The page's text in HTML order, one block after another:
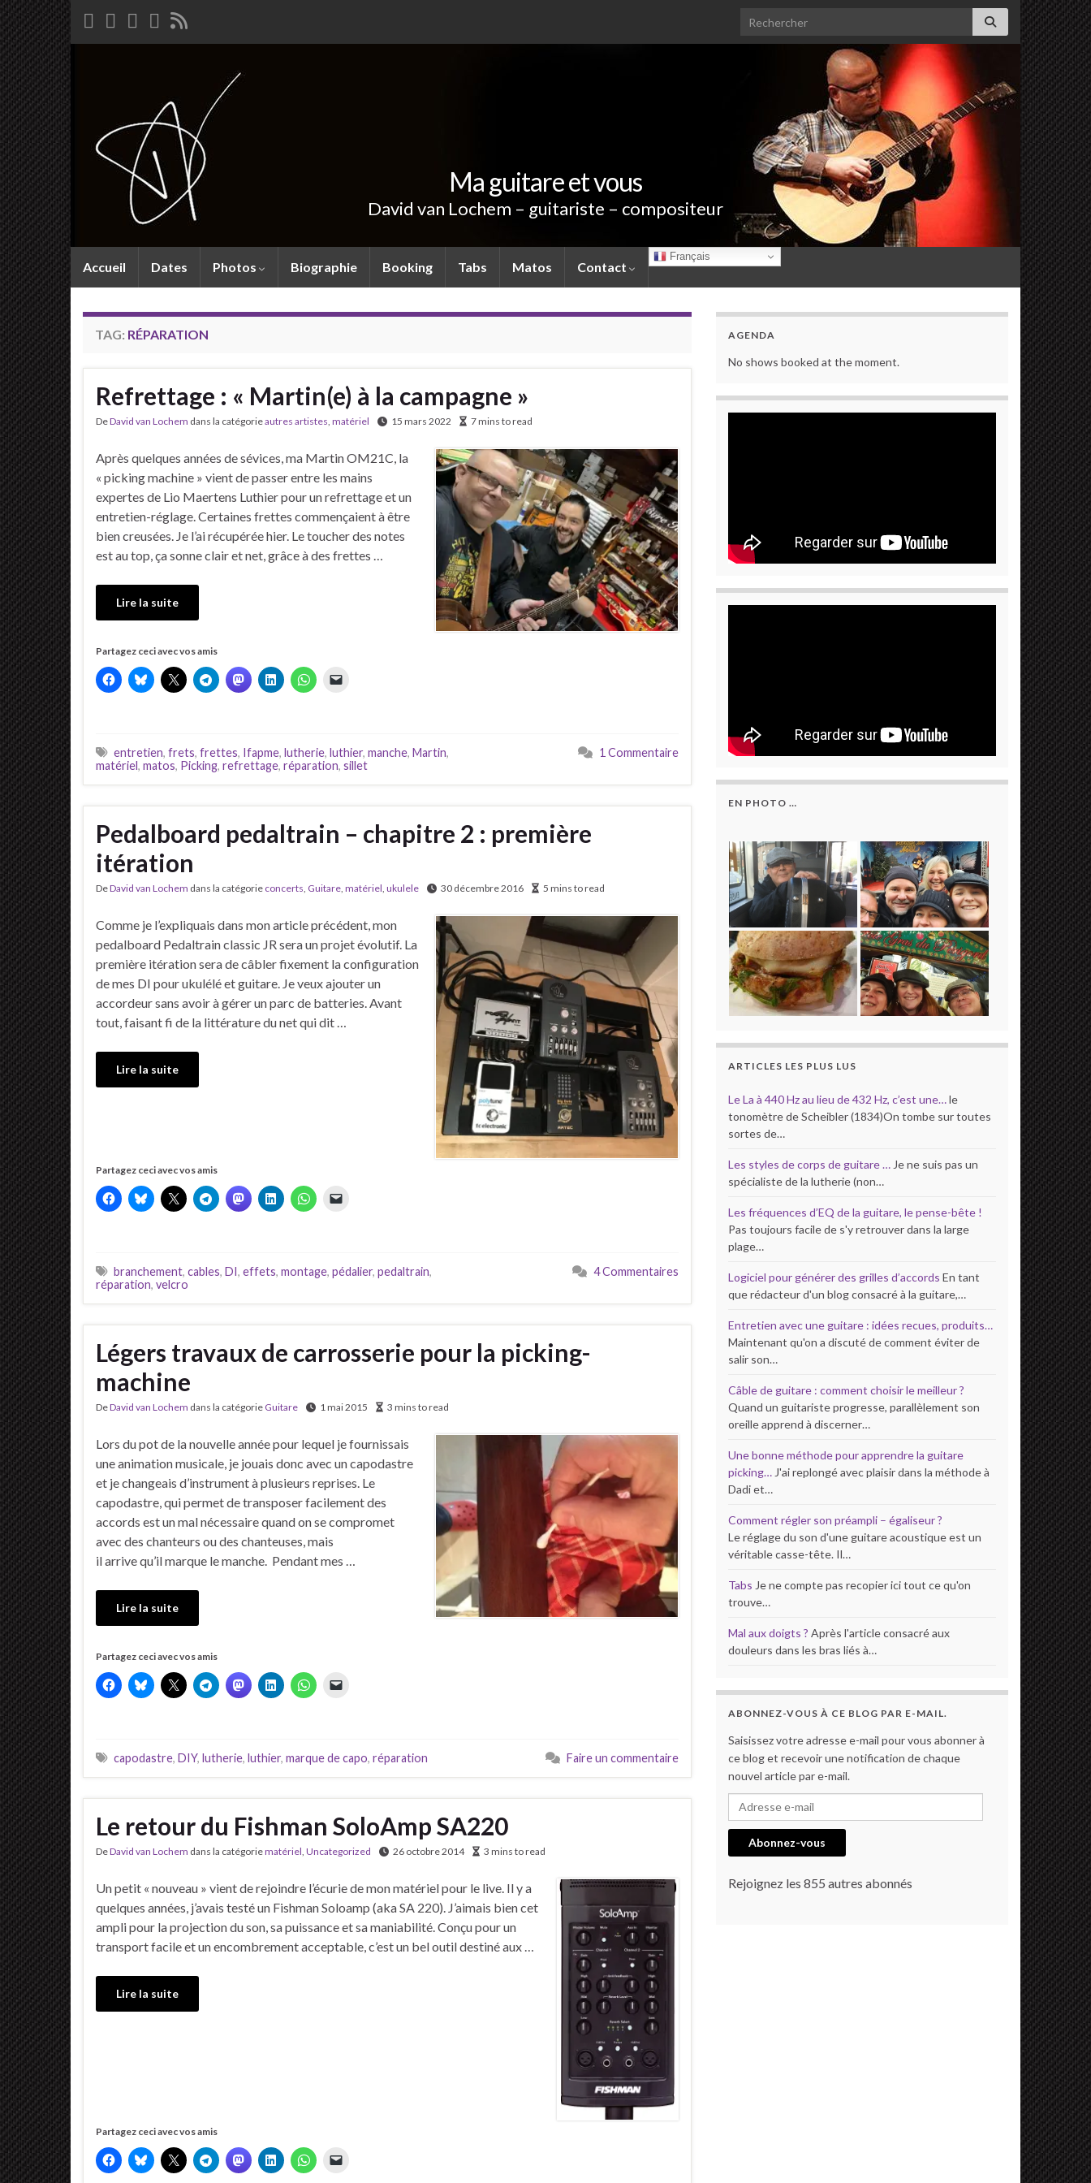
Search for:
Ma guitare et vous
David van Lochem – guitariste – compositeur
Accueil Dates Photos Biographie Booking Tabs Matos Contact
Français
TAG: RÉPARATION
Refrettage : « Martin(e) à la campagne »
DeDavid van Lochem dans la catégorieautres artistes, matériel 15 mars 2022 7 mins to read
Après quelques années de sévices, ma Martin OM21C, la
« picking machine » vient de passer entre les mains
expertes de Lio Maertens Luthier pour un refrettage et un
entretien-réglage. Certaines frettes commençaient à être
bien creusées. Je l’ai récupérée hier. Le toucher des notes
est au top, ça sonne clair et net, grâce à des frettes …
Lire la suite
Partagez ceci avec vos amis
entretien, frets, frettes, Ifapme, lutherie, luthier, manche, Martin,
matériel, matos, Picking, refrettage, réparation, sillet
1 Commentaire
Pedalboard pedaltrain – chapitre 2 : première
itération
DeDavid van Lochem dans la catégorie concerts, Guitare, matériel, ukulele 30 décembre 2016 5 mins to read
Comme je l’expliquais dans mon article précédent, mon
pedalboard Pedaltrain classic JR sera un projet évolutif. La
première itération sera de câbler fixement la configuration
de mes DI pour ukulélé et guitare. Je veux ajouter un
accordeur sans avoir à gérer un parc de batteries. Avant
tout, faisant fi de la littérature du net qui dit …
Lire la suite
Partagez ceci avec vos amis
branchement, cables, DI, effets, montage, pédalier, pedaltrain,
réparation, velcro
4 Commentaires
Légers travaux de carrosserie pour la picking-
machine
DeDavid van Lochem dans la catégorie Guitare 1 mai 2015 3 mins to read
Lors du pot de la nouvelle année pour lequel je fournissais
une animation musicale, je jouais donc avec un capodastre
et je changeais d’instrument à plusieurs reprises. Le
capodastre, qui permet de transposer facilement des
accords est un mal nécessaire quand on se compromet
avec des chanteurs ou des chanteuses, mais
il arrive qu’il marque le manche. Pendant mes …
Lire la suite
Partagez ceci avec vos amis
capodastre, DIY, lutherie, luthier, marque de capo, réparation Faire un commentaire
Le retour du Fishman SoloAmp SA220
DeDavid van Lochem dans la catégoriematériel, Uncategorized 26 octobre 2014 3 mins to read
Un petit « nouveau » vient de rejoindre l’écurie de mon matériel pour le live. Il y a
quelques années, j’avais testé un Fishman Soloamp (aka SA 220). J’aimais bien cet
ampli pour la projection du son, sa puissance et sa maniabilité. Conçu pour un
transport facile et un encombrement acceptable, c’est un bel outil destiné aux …
Lire la suite
Partagez ceci avec vos amis
AGENDA
No shows booked at the moment.
EN PHOTO …
ARTICLES LES PLUS LUS
Le La à 440 Hz au lieu de 432 Hz, c’est une…le
tonomètre de Scheibler (1834)On tombe sur toutes
sortes de…
Les styles de corps de guitare … Je ne suis pas un
spécialiste de la lutherie (non…
Les fréquences d’EQ de la guitare, le pense-bête !
Pas toujours facile de s'y retrouver dans la large
plage…
Logiciel pour générer des grilles d’accords En tant
que rédacteur d'un blog consacré à la guitare,…
Entretien avec une guitare : idées recues, produits…
Maintenant qu'on a discuté de comment éviter de
salir son…
Câble de guitare : comment choisir le meilleur ?
Quand un guitariste progresse, parallèlement son
oreille apprend à discerner…
Une bonne méthode pour apprendre la guitare
picking… J'ai replongé avec plaisir dans la méthode à
Dadi et…
Comment régler son préampli – égaliseur ?
Le réglage du son d'une guitare acoustique est un
véritable casse-tête. Il…
Tabs Je ne compte pas recopier ici tout ce qu'on
trouve…
Mal aux doigts ? Après l'article consacré aux
douleurs dans les bras liés à…
ABONNEZ-VOUS À CE BLOG PAR E-MAIL.
Saisissez votre adresse e-mail pour vous abonner à
ce blog et recevoir une notification de chaque
nouvel article par e-mail.
Adresse e-mail
Abonnez-vous
Rejoignez les 855 autres abonnés